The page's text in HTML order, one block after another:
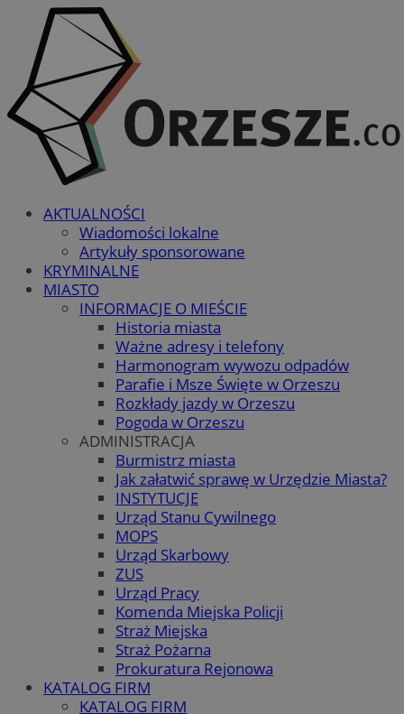
AKTUALNOŚCI
Wiadomości lokalne
Artykuły sponsorowane
KRYMINALNE
MIASTO
INFORMACJE O MIEŚCIE
Historia miasta
Ważne adresy i telefony
Harmonogram wywozu odpadów
Parafie i Msze Święte w Orzeszu
Rozkłady jazdy w Orzeszu
Pogoda w Orzeszu
ADMINISTRACJA
Burmistrz miasta
Jak załatwić sprawę w Urzędzie Miasta?
INSTYTUCJE
Urząd Stanu Cywilnego
MOPS
Urząd Skarbowy
ZUS
Urząd Pracy
Komenda Miejska Policji
Straż Miejska
Straż Pożarna
Prokuratura Rejonowa
KATALOG FIRM
KATALOG FIRM